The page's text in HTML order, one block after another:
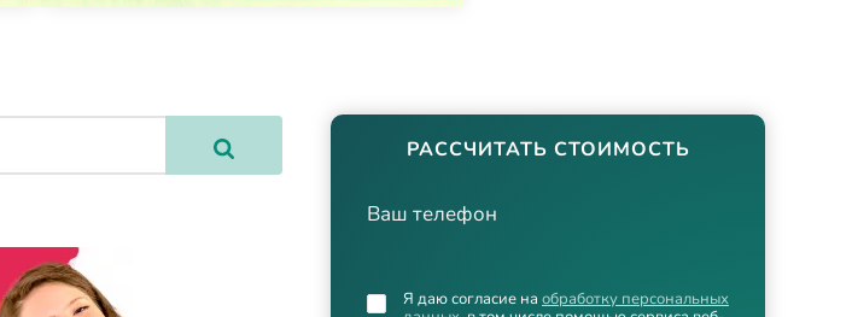
РАССЧИТАТЬ СТОИМОСТЬ
Ваш телефон
Я даю согласие на обработку персональных